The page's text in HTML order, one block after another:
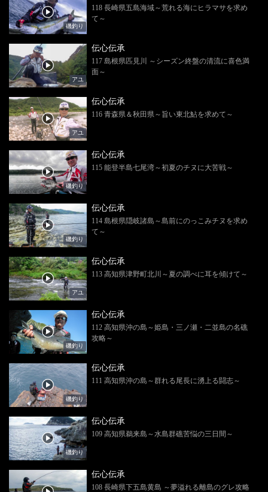
磯釣り
118 長崎県五島海域～荒れる海にヒラマサを求め
て～
アユ
伝心伝承
117 島根県匹見川 ～シーズン終盤の清流に喜色満
面～
アユ
伝心伝承
116 青森県＆秋田県～旨い東北鮎を求めて～
磯釣り
伝心伝承
115 能登半島七尾湾～初夏のチヌに大苦戦～
磯釣り
伝心伝承
114 島根県隠岐諸島～島前にのっこみチヌを求め
て～
アユ
伝心伝承
113 高知県津野町北川～夏の調べに耳を傾けて～
磯釣り
伝心伝承
112 高知県沖の島～姫島・三ノ瀬・二並島の名礁
攻略～
磯釣り
伝心伝承
111 高知県沖の島～群れる尾長に湧上る闘志～
磯釣り
伝心伝承
109 高知県鵜来島～水島群礁苦悩の三日間～
伝心伝承
108 長崎県下五島黄島 ～夢溢れる離島のグレ攻略